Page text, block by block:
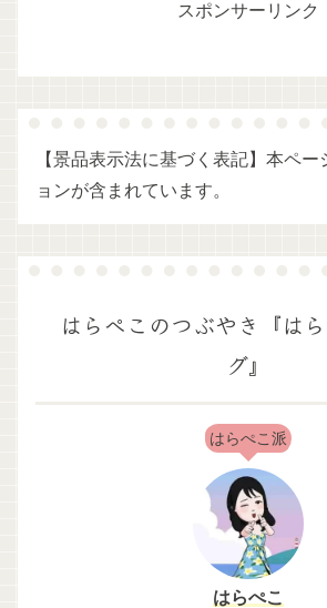
スポンサーリンク
【景品表示法に基づく表記】本ペ
ョンが含まれています。
はらぺこのつぶやき『は
グ』
はらぺこ派
はらぺこ